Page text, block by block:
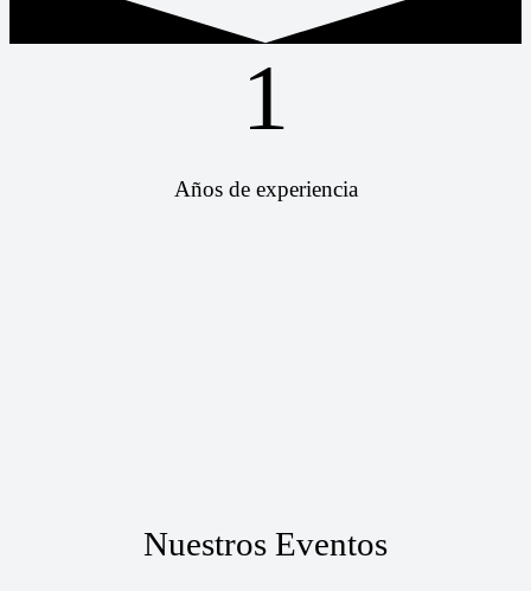
1
Años de experiencia
Nuestros Eventos